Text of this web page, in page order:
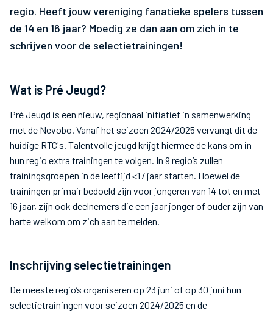
regio. Heeft jouw vereniging fanatieke spelers tussen
de 14 en 16 jaar? Moedig ze dan aan om zich in te
schrijven voor de selectietrainingen!
Wat is Pré Jeugd?
Pré Jeugd is een nieuw, regionaal initiatief in samenwerking
met de Nevobo. Vanaf het seizoen 2024/2025 vervangt dit de
huidige RTC's. Talentvolle jeugd krijgt hiermee de kans om in
hun regio extra trainingen te volgen. In 9 regio’s zullen
trainingsgroepen in de leeftijd <17 jaar starten. Hoewel de
trainingen primair bedoeld zijn voor jongeren van 14 tot en met
16 jaar, zijn ook deelnemers die een jaar jonger of ouder zijn van
harte welkom om zich aan te melden.
Inschrijving selectietrainingen
De meeste regio’s organiseren op 23 juni of op 30 juni hun
selectietrainingen voor seizoen 2024/2025 en de